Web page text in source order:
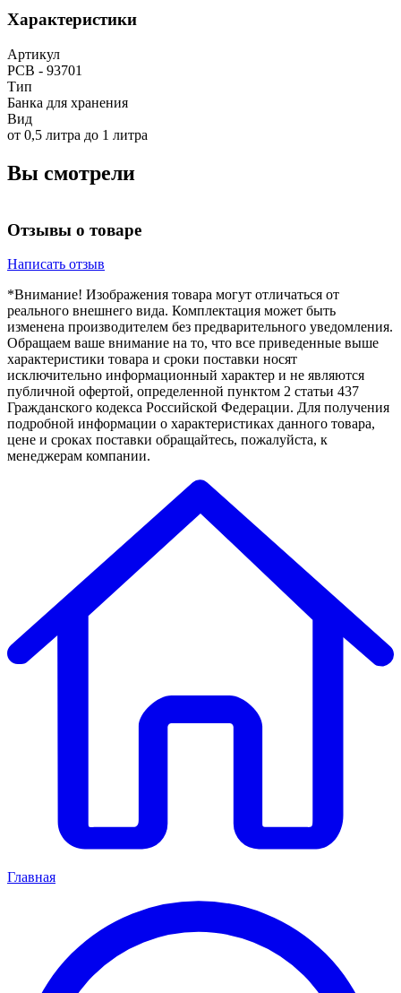
Характеристики
Артикул
РСВ - 93701
Тип
Банка для хранения
Вид
от 0,5 литра до 1 литра
Вы смотрели
Отзывы о товаре
Написать отзыв
*Внимание! Изображения товара могут отличаться от
реального внешнего вида. Комплектация может быть
изменена производителем без предварительного уведомления.
Обращаем ваше внимание на то, что все приведенные выше
характеристики товара и сроки поставки носят
исключительно информационный характер и не являются
публичной офертой, определенной пунктом 2 статьи 437
Гражданского кодекса Российской Федерации. Для получения
подробной информации о характеристиках данного товара,
цене и сроках поставки обращайтесь, пожалуйста, к
менеджерам компании.
Главная